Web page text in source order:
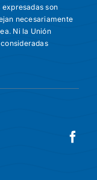
son
necesariamente
Ni la Unión